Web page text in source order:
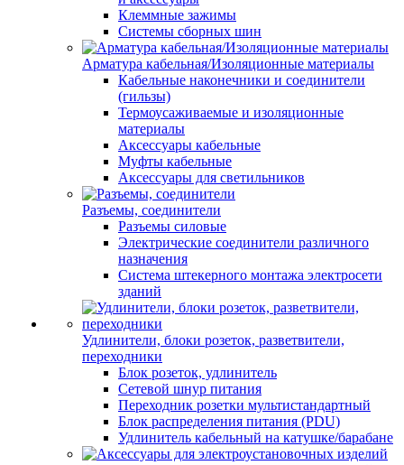
Клеммные зажимы
Системы сборных шин
Арматура кабельная/Изоляционные материалы
Кабельные наконечники и соединители
(гильзы)
Термоусаживаемые и изоляционные
материалы
Аксессуары кабельные
Муфты кабельные
Аксессуары для светильников
Разъемы, соединители
Разъемы силовые
Электрические соединители различного
назначения
Система штекерного монтажа электросети
зданий
Удлинители, блоки розеток, разветвители,
переходники
Блок розеток, удлинитель
Сетевой шнур питания
Переходник розетки мультистандартный
Блок распределения питания (PDU)
Удлинитель кабельный на катушке/барабане